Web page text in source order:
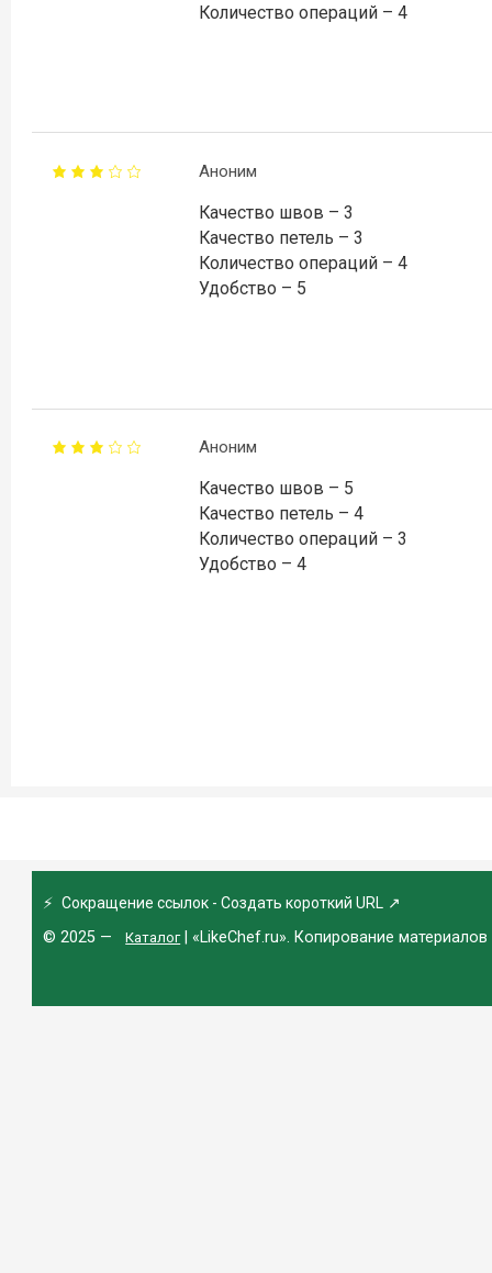
Количество операций – 4
Аноним
Качество швов – 3
Качество петель – 3
Количество операций – 4
Удобство – 5
Аноним
Качество швов – 5
Качество петель – 4
Количество операций – 3
Удобство – 4
⚡ Сокращение ссылок - Создать короткий URL ↗
© 2025 —
Каталог| «LikeChef.ru». Копирование